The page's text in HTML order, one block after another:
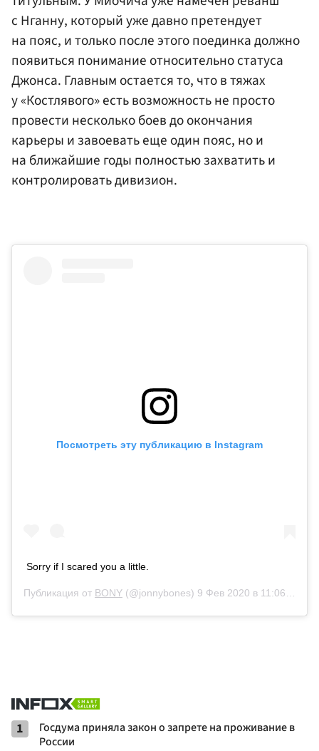
с Нганну, который уже давно претендует
на пояс, и только после этого поединка должно
появиться понимание относительно статуса
Джонса. Главным остается то, что в тяжах
у «Костлявого» есть возможность не просто
провести несколько боев до окончания
карьеры и завоевать еще один пояс, но и
на ближайшие годы полностью захватить и
контролировать дивизион.
Посмотреть эту публикацию в Instagram
Sorry if I scared you a little.
Публикация от BONY (@jonnybones) 9 Фев 2020 в 11:06 PST
1
Госдума приняла закон о запрете на проживание в
России